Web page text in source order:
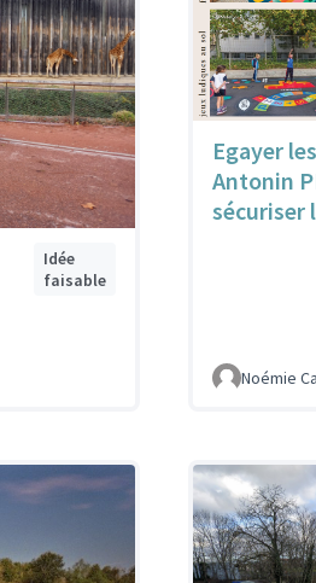
Idée
faisable
Egayer
Antonin
sécuriser
Noémie